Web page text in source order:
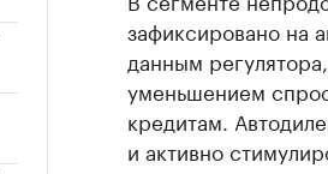
зафиксировано на
данным
уменьшением
кредитам.
и активно